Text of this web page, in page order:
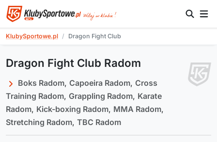
KlubySportowe.pl Dragon Fight Club
Dragon Fight Club Radom
Boks Radom, Capoeira Radom, Cross
Training Radom, Grappling Radom, Karate
Radom, Kick-boxing Radom, MMA Radom,
Stretching Radom, TBC Radom